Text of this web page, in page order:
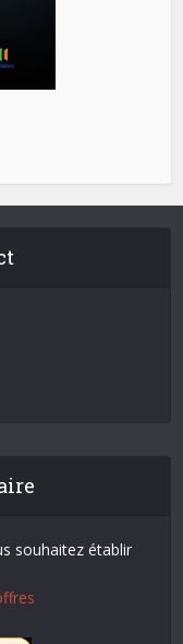
souhaitez établir